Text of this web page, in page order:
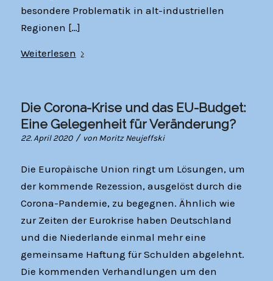
besondere Problematik in alt-industriellen
Regionen […]
Weiterlesen
Die Corona-Krise und das EU-Budget:
Eine Gelegenheit für Veränderung?
22. April 2020 / vonMoritz Neujeffski
Die Europäische Union ringt um Lösungen, um
der kommende Rezession, ausgelöst durch die
Corona-Pandemie, zu begegnen. Ähnlich wie
zur Zeiten der Eurokrise haben Deutschland
und die Niederlande einmal mehr eine
gemeinsame Haftung für Schulden abgelehnt.
Die kommenden Verhandlungen um den